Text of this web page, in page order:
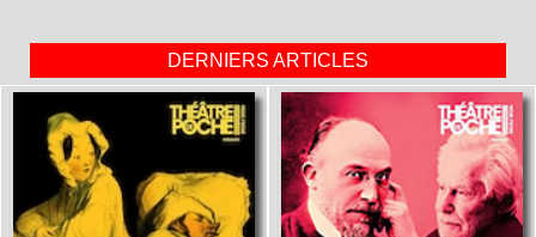
DERNIERS ARTICLES